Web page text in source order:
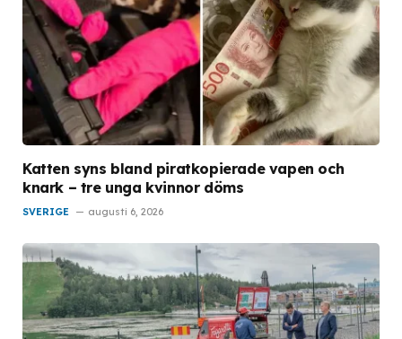
Katten syns bland piratkopierade vapen och
knark – tre unga kvinnor döms
SVERIGE augusti 6, 2026